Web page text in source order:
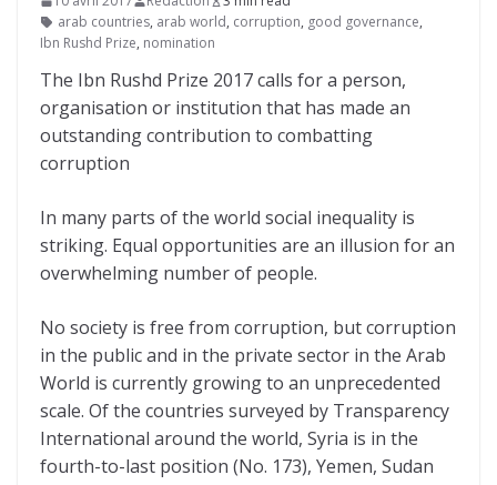
arab countries, arab world, corruption, good governance,
Ibn Rushd Prize, nomination
The Ibn Rushd Prize 2017 calls for a person,
organisation or institution that has made an
outstanding contribution to combatting
corruption
In many parts of the world social inequality is
striking. Equal opportunities are an illusion for an
overwhelming number of people.
No society is free from corruption, but corruption
in the public and in the private sector in the Arab
World is currently growing to an unprecedented
scale. Of the countries surveyed by Transparency
International around the world, Syria is in the
fourth-to-last position (No. 173), Yemen, Sudan